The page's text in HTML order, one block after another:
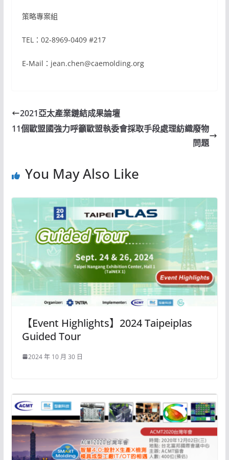
策略專案組
TEL：02-8969-0409 #217
E-Mail：jean.chen@caemolding.org
2021亞太產業鏈結成果論壇
11個歐盟國強力呼籲歐盟執委會採取手段處理紡織廢物
問題
You May Also Like
【Event Highlights】2024 Taipeiplas
Guided Tour
2024 年 10 月 30 日